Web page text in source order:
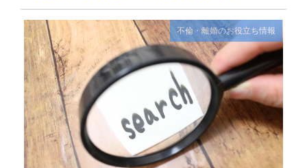
不倫・離婚のお役立ち情報